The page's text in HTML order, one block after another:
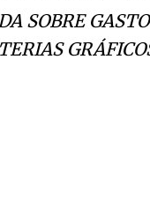
SOBRE